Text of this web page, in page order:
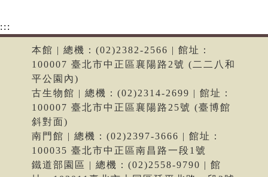
:::
本館 | 總機：(02)2382-2566 | 館址：
100007 臺北市中正區襄陽路2號 (二二八和
平公園內)
古生物館 | 總機：(02)2314-2699 | 館址：
100007 臺北市中正區襄陽路25號 (臺博館
斜對面)
南門館 | 總機：(02)2397-3666 | 館址：
100035 臺北市中正區南昌路一段1號
鐵道部園區 | 總機：(02)2558-9790 | 館